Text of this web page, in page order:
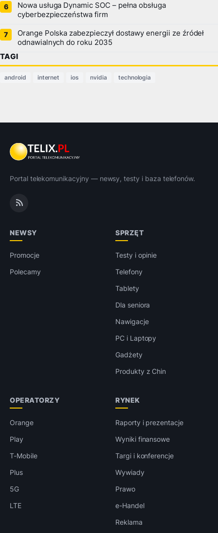
Nowa usługa Dynamic SOC – pełna obsługa
cyberbezpieczeństwa firm
Orange Polska zabezpieczył dostawy energii ze źródeł
odnawialnych do roku 2035
TAGI
android internet ios nvidia technologia
Portal telekomunikacyjny — newsy, testy i baza telefonów.
NEWSY
Promocje
Polecamy
SPRZĘT
Testy i opinie
Telefony
Tablety
Dla seniora
Nawigacje
PC i Laptopy
Gadżety
Produkty z Chin
OPERATORZY
Orange
Play
T-Mobile
Plus
5G
LTE
RYNEK
Raporty i prezentacje
Wyniki finansowe
Targi i konferencje
Wywiady
Prawo
e-Handel
Reklama